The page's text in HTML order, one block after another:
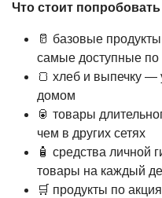
Что стоит
🥛 базовые
самые доступные по
🍞 хлеб и выпечку —
домом
🥫 товары
чем в других сетях
🧴 средства
товары на каждый
🛒 продукты по